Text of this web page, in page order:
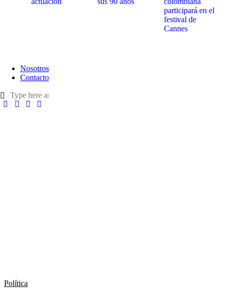
participará en el
festival de
Cannes
Nosotros
Contacto
Política